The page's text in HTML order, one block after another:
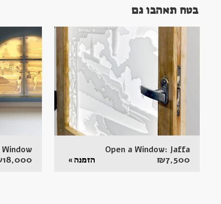
בטח תאהבו גם
Open a Window: Jaffa
₪7,500 הזמנה » 18,000